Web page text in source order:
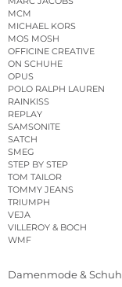
MCM
MICHAEL KORS
MOS MOSH
OFFICINE CREATIVE
ON SCHUHE
OPUS
POLO RALPH LAUREN
RAINKISS
REPLAY
SAMSONITE
SATCH
SMEG
STEP BY STEP
TOM TAILOR
TOMMY JEANS
TRIUMPH
VEJA
VILLEROY & BOCH
WMF
Damenmode &